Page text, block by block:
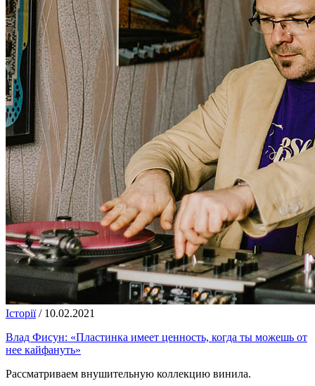
Історії / 10.02.2021
Влад Фисун: «Пластинка имеет ценность, когда ты можешь от
нее кайфануть»
Рассматриваем внушительную коллекцию винила.